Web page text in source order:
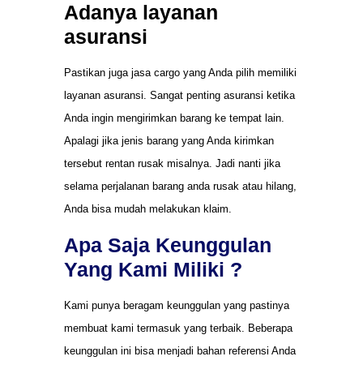
Adanya layanan
asuransi
Pastikan juga jasa cargo yang Anda pilih memiliki
layanan asuransi. Sangat penting asuransi ketika
Anda ingin mengirimkan barang ke tempat lain.
Apalagi jika jenis barang yang Anda kirimkan
tersebut rentan rusak misalnya. Jadi nanti jika
selama perjalanan barang anda rusak atau hilang,
Anda bisa mudah melakukan klaim.
Apa Saja Keunggulan
Yang Kami Miliki ?
Kami punya beragam keunggulan yang pastinya
membuat kami termasuk yang terbaik. Beberapa
keunggulan ini bisa menjadi bahan referensi Anda